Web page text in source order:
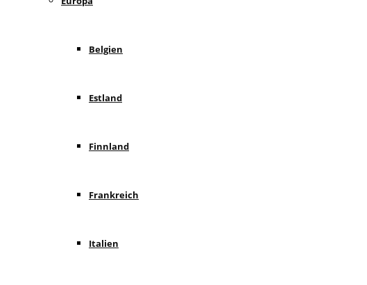
Belgien
Estland
Finnland
Frankreich
Italien